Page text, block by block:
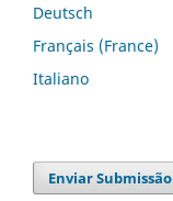
Deutsch
Français (France)
Italiano
Enviar Submissão